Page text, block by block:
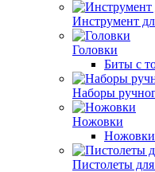
Инструмент
Головки
Биты с
Наборы
Ножовки
Ножовки
Пистолеты